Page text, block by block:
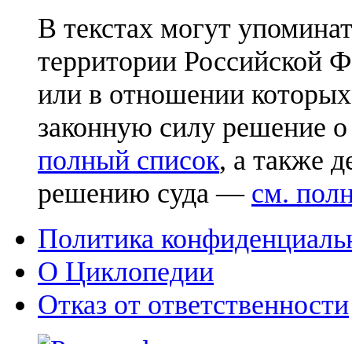
В текстах могут
территории Российской
или в отношении
законную силу решение
полный список, а также
решению суда — см.
Политика
О Циклопедии
Отказ от ответственности